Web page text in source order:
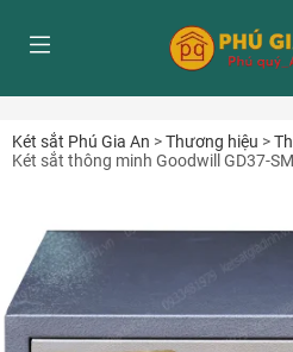
Két sắt Phú Gia An >Thương hiệu >
Két sắt thông minh Goodwill GD37-